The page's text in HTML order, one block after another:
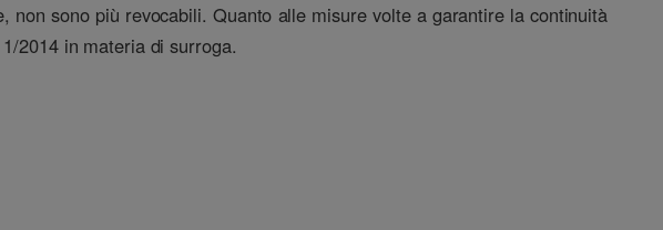
sono più revocabili. Quanto alle misure volte a garantire la continuità
2014 in materia di surroga.